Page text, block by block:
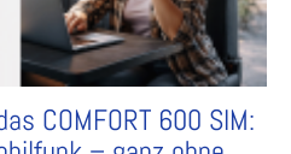
COMFORT 600 SIM: